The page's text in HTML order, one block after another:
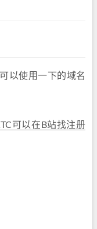
以使用一下的域名
可以在B站找注册